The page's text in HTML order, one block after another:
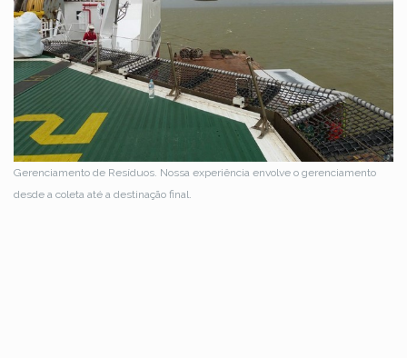
Gerenciamento de Resíduos. Nossa experiência envolve o gerenciamento
desde a coleta até a destinação final.